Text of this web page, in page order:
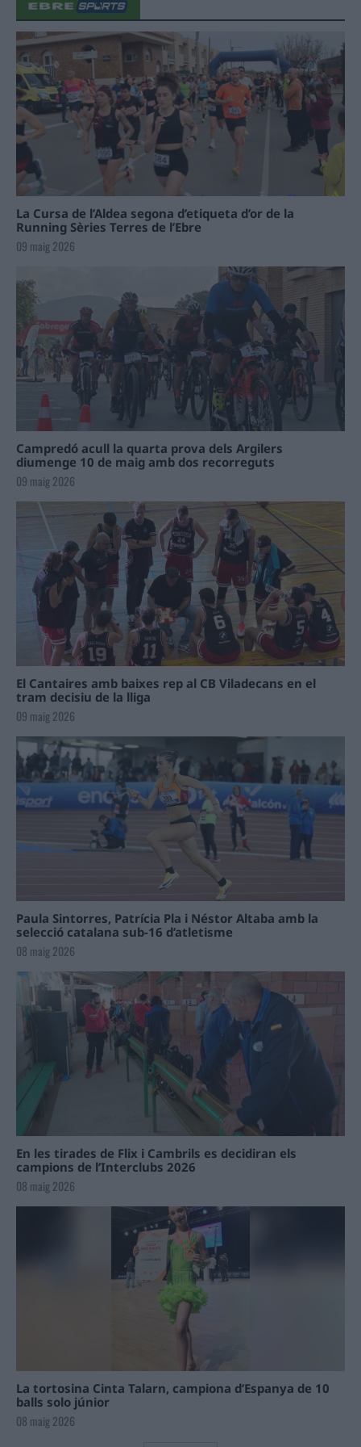
La Cursa de l’Aldea segona d’etiqueta d’or de la
Running Sèries Terres de l’Ebre
09 maig 2026
Campredó acull la quarta prova dels Argilers
diumenge 10 de maig amb dos recorreguts
09 maig 2026
El Cantaires amb baixes rep al CB Viladecans en el
tram decisiu de la lliga
09 maig 2026
Paula Sintorres, Patrícia Pla i Néstor Altaba amb la
selecció catalana sub-16 d’atletisme
08 maig 2026
En les tirades de Flix i Cambrils es decidiran els
campions de l’Interclubs 2026
08 maig 2026
La tortosina Cinta Talarn, campiona d’Espanya de 10
balls solo júnior
08 maig 2026